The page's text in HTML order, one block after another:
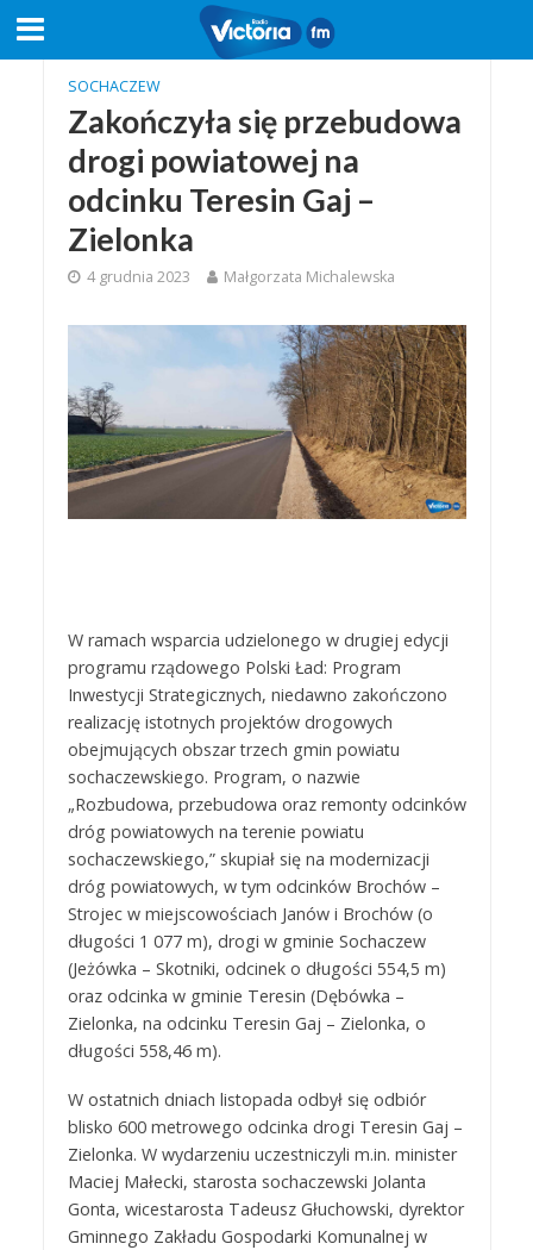
SOCHACZEW
Zakończyła się przebudowa
drogi powiatowej na
odcinku Teresin Gaj –
Zielonka
4 grudnia 2023 Małgorzata Michalewska
W ramach wsparcia udzielonego w drugiej edycji
programu rządowego Polski Ład: Program
Inwestycji Strategicznych, niedawno zakończono
realizację istotnych projektów drogowych
obejmujących obszar trzech gmin powiatu
sochaczewskiego. Program, o nazwie
„Rozbudowa, przebudowa oraz remonty odcinków
dróg powiatowych na terenie powiatu
sochaczewskiego,” skupiał się na modernizacji
dróg powiatowych, w tym odcinków Brochów –
Strojec w miejscowościach Janów i Brochów (o
długości 1 077 m), drogi w gminie Sochaczew
(Jeżówka – Skotniki, odcinek o długości 554,5 m)
oraz odcinka w gminie Teresin (Dębówka –
Zielonka, na odcinku Teresin Gaj – Zielonka, o
długości 558,46 m).
W ostatnich dniach listopada odbył się odbiór
blisko 600 metrowego odcinka drogi Teresin Gaj –
Zielonka. W wydarzeniu uczestniczyli m.in. minister
Maciej Małecki, starosta sochaczewski Jolanta
Gonta, wicestarosta Tadeusz Głuchowski, dyrektor
Gminnego Zakładu Gospodarki Komunalnej w